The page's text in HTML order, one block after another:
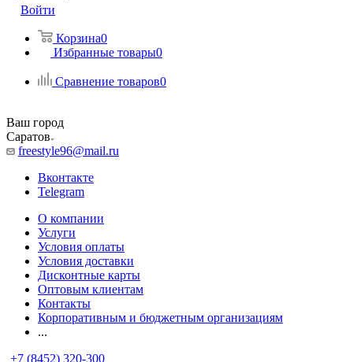
Войти
Корзина0
Избранные товары0
Сравнение товаров0
Ваш город
Саратов
freestyle96@mail.ru
Вконтакте
Telegram
О компании
Услуги
Условия оплаты
Условия доставки
Дисконтные карты
Оптовым клиентам
Контакты
Корпоративным и бюджетным организациям
...
+7 (8452) 320-300